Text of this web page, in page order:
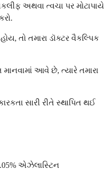
અથવા ત્વચા પર મોટાપાયે
તો તમારા ડૉક્ટર વૈકલ્પિક
આવે છે, ત્યારે તમારા
સારી રીતે સ્થાપિત થઈ
એઝેલાસ્ટિન